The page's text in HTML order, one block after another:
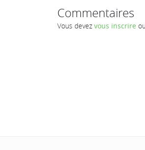
Commentaires
Vous devez vous inscrire ou